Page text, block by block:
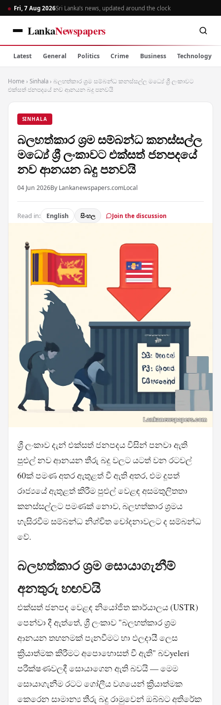
Fri, 7 Aug 2026Sri Lanka’s news, updated around the clock
LankaNewspapers
Latest General Politics Crime Business Technology
Home › Sinhala › බලහත්කාර ශ්‍රම සම්බන්ධ කනස්සල්ල මධ්‍යේ ශ්‍රී ලංකාවට
එක්සත් ජනපදයේ නව ආනයන බදු පනවයි
SINHALA
බලහත්කාර ශ්‍රම සම්බන්ධ කනස්සල්ල
මධ්‍යේ ශ්‍රී ලංකාවට එක්සත් ජනපදයේ
නව ආනයන බදු පනවයි
04 Jun 2026By Lankanewspapers.comLocal
Read in: English සිංහල Join the discussion
ශ්‍රී ලංකාව දැන් එක්සත් ජනපදය විසින් පනවා ඇති
පුළුල් නව ආනයන තීරු බදු වලට යටත් වන රටවල්
60ක් පමණ අතර ඇතුළත් වී ඇති අතර, එම දූපත්
රාජ්‍යයේ ඇතුළත් කිරීම පුළුල් වෙළඳ අසමතුලිතතා
කනස්සල්ලට පමණක් නොව, බලහත්කාර ශ්‍රමය
හැසිරවීම සම්බන්ධ නිශ්චිත චෝදනාවලට ද සම්බන්ධ
වේ.
බලහත්කාර ශ්‍රම සොයාගැනීම්
අනතුරු හඟවයි
එක්සත් ජනපද වෙළඳ නියෝජිත කාර්යාලය (USTR)
පෙන්වා දී ඇත්තේ, ශ්‍රී ලංකාව "බලහත්කාර ශ්‍රම
ආනයන තහනමක් පැනවීමට හා ඵලදායී ලෙස
ක්‍රියාත්මක කිරීමට අපොහොසත් වී ඇති" බවyeleri
පරීක්ෂණවලදී සොයාගෙන ඇති බවයි — මෙම
සොයාගැනීම රටට ගෝලීය වශයෙන් ක්‍රියාත්මක
කෙරෙන සාමාන්‍ය තීරු බදු රාමුවෙන් ඔබ්බට අතිරේක